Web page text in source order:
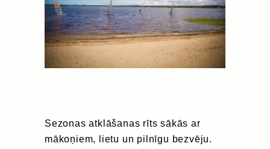
Sezonas atklāšanas rīts sākās ar
mākoņiem, lietu un pilnīgu bezvēju.